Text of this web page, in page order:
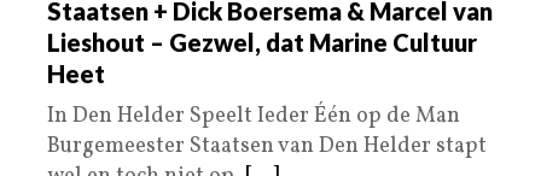
Staatsen + Dick Boersema & Marcel van
Lieshout – Gezwel, dat Marine Cultuur
Heet
In Den Helder Speelt Ieder Één op de Man
Burgemeester Staatsen van Den Helder stapt